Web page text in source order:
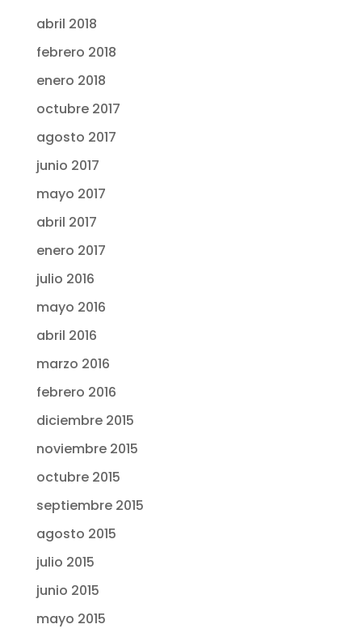
abril 2018
febrero 2018
enero 2018
octubre 2017
agosto 2017
junio 2017
mayo 2017
abril 2017
enero 2017
julio 2016
mayo 2016
abril 2016
marzo 2016
febrero 2016
diciembre 2015
noviembre 2015
octubre 2015
septiembre 2015
agosto 2015
julio 2015
junio 2015
mayo 2015